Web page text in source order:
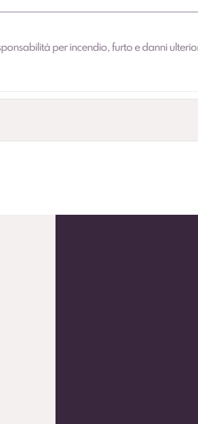
per incendio, furto e danni